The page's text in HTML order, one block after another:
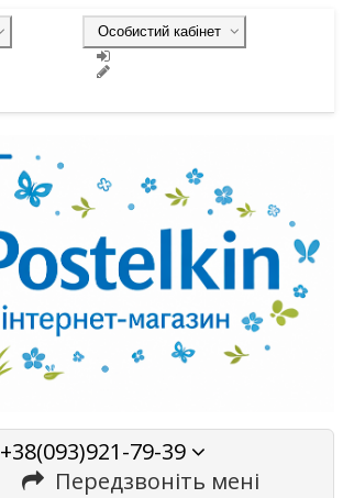
Особистий кабінет
+38(093)921-79-39
Передзвоніть мені